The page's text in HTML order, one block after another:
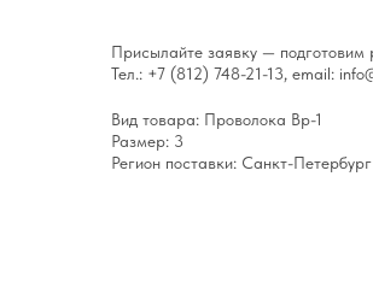
Присылайте заявку — подготовим
Тел.: +7 (812) 748-21-13, email:
Вид товара: Проволока Вр-1
Размер: 3
Регион поставки: Санкт-